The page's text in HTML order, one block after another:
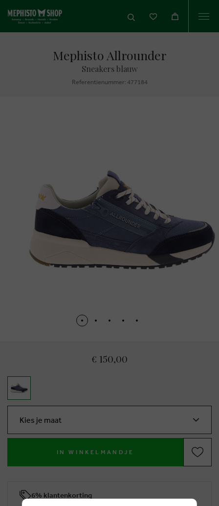
Mephisto Allrounder
Sneakers blauw
Referentienummer: 477184
€ 150,00
Kies je maat
IN WINKELMANDJE
6% klantenkorting